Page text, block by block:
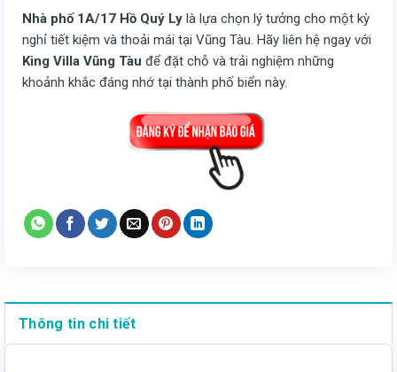
Nhà phố 1A/17 Hồ Quý Ly là lựa chọn lý tưởng cho một kỳ
nghỉ tiết kiệm và thoải mái tại Vũng Tàu. Hãy liên hệ ngay với
King Villa Vũng Tàu để đặt chỗ và trải nghiệm những
khoảnh khắc đáng nhớ tại thành phố biển này.
Thông tin chi tiết